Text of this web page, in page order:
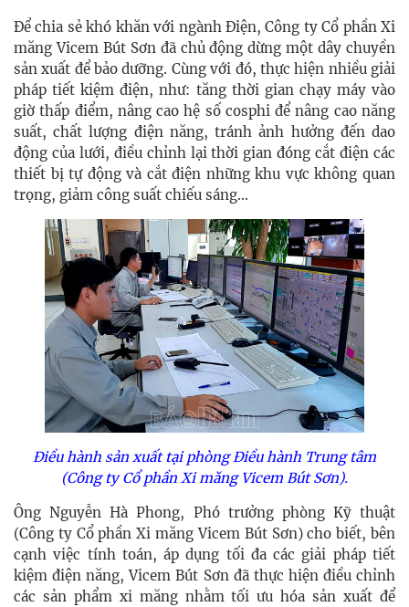
Để chia sẻ khó khăn với ngành Điện, Công ty Cổ phần Xi
măng Vicem Bút Sơn đã chủ động dừng một dây chuyền
sản xuất để bảo dưỡng. Cùng với đó, thực hiện nhiều giải
pháp tiết kiệm điện, như: tăng thời gian chạy máy vào
giờ thấp điểm, nâng cao hệ số cosphi để nâng cao năng
suất, chất lượng điện năng, tránh ảnh hưởng đến dao
động của lưới, điều chỉnh lại thời gian đóng cắt điện các
thiết bị tự động và cắt điện những khu vực không quan
trọng, giảm công suất chiếu sáng…
Điều hành sản xuất tại phòng Điều hành Trung tâm
(Công ty Cổ phần Xi măng Vicem Bút Sơn).
Ông Nguyễn Hà Phong, Phó trưởng phòng Kỹ thuật
(Công ty Cổ phần Xi măng Vicem Bút Sơn) cho biết, bên
cạnh việc tính toán, áp dụng tối đa các giải pháp tiết
kiệm điện năng, Vicem Bút Sơn đã thực hiện điều chỉnh
các sản phẩm xi măng nhằm tối ưu hóa sản xuất để